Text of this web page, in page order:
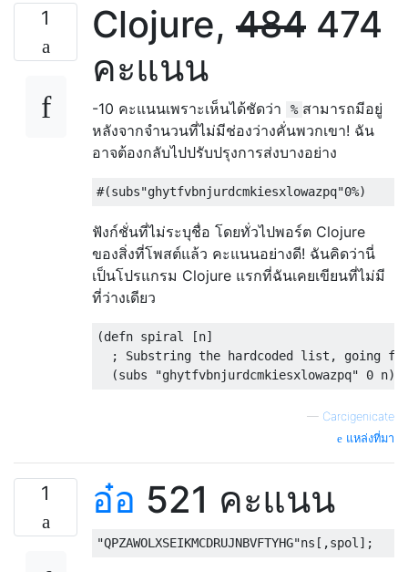
1 Clojure, 484 474
คะแนน
-10 คะแนนเพราะเห็นได้ชัดว่า % สามารถมีอยู่
หลังจากจำนวนที่ไม่มีช่องว่างคั่นพวกเขา! ฉัน
อาจต้องกลับไปปรับปรุงการส่งบางอย่าง
#(subs"ghytfvbnjurdcmkiesxlowazpq"0%)
ฟังก์ชั่นที่ไม่ระบุชื่อ โดยทั่วไปพอร์ต Clojure
ของสิ่งที่โพสต์แล้ว คะแนนอย่างดี! ฉันคิดว่านี่
เป็นโปรแกรม Clojure แรกที่ฉันเคยเขียนที่ไม่มี
ที่ว่างเดียว
(defn spiral [n]
; Substring the hardcoded list, going
(subs "ghytfvbnjurdcmkiesxlowazpq" 0 n))
— Carcigenicate
แหล่งที่มา
1 อ๋อ 521 คะแนน